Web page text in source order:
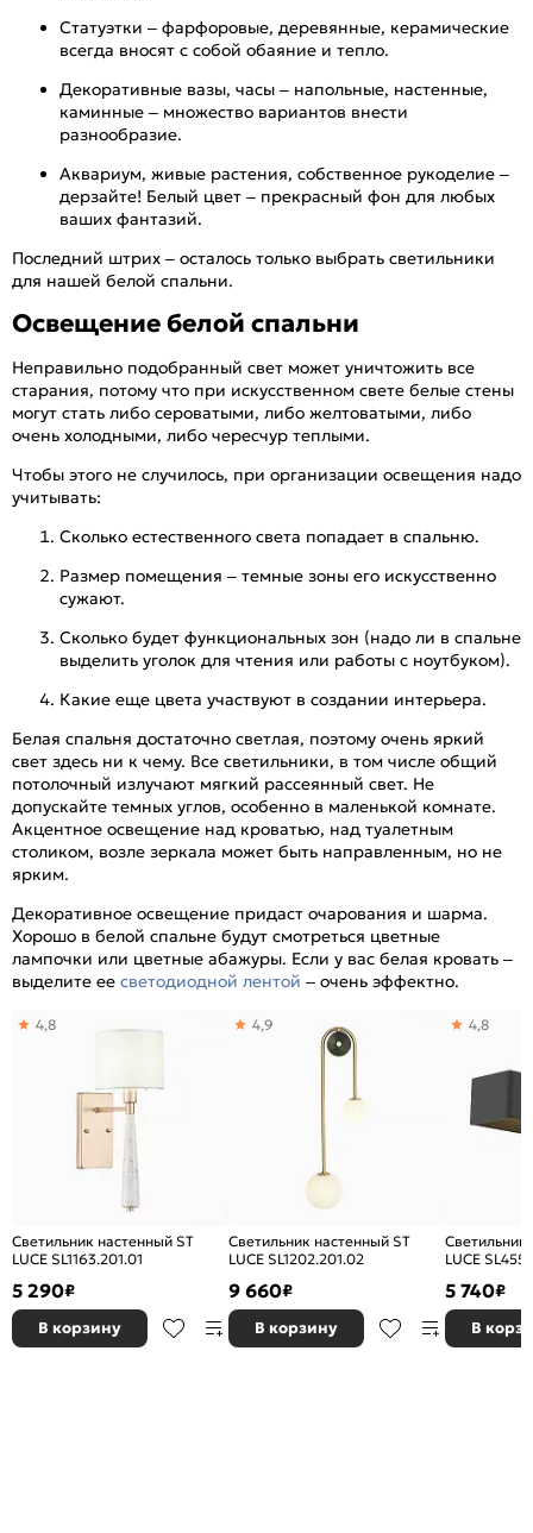
Статуэтки – фарфоровые, деревянные, керамические
всегда вносят с собой обаяние и тепло.
Декоративные вазы, часы – напольные, настенные,
каминные – множество вариантов внести
разнообразие.
Аквариум, живые растения, собственное рукоделие –
дерзайте! Белый цвет – прекрасный фон для любых
ваших фантазий.
Последний штрих – осталось только выбрать светильники
для нашей белой спальни.
Освещение белой спальни
Неправильно подобранный свет может уничтожить все
старания, потому что при искусственном свете белые стены
могут стать либо сероватыми, либо желтоватыми, либо
очень холодными, либо чересчур теплыми.
Чтобы этого не случилось, при организации освещения надо
учитывать:
Сколько естественного света попадает в спальню.
Размер помещения – темные зоны его искусственно
сужают.
Сколько будет функциональных зон (надо ли в спальне
выделить уголок для чтения или работы с ноутбуком).
Какие еще цвета участвуют в создании интерьера.
Белая спальня достаточно светлая, поэтому очень яркий
свет здесь ни к чему. Все светильники, в том числе общий
потолочный излучают мягкий рассеянный свет. Не
допускайте темных углов, особенно в маленькой комнате.
Акцентное освещение над кроватью, над туалетным
столиком, возле зеркала может быть направленным, но не
ярким.
Декоративное освещение придаст очарования и шарма.
Хорошо в белой спальне будут смотреться цветные
лампочки или цветные абажуры. Если у вас белая кровать –
выделите ее светодиодной лентой – очень эффектно.
Светильник настенный ST
LUCE SL1163.201.01
4,8
5 290₽
В корзину
Светильник настенный ST
LUCE SL1202.201.02
4,9
9 660₽
В корзину
Светильник
LUCE
4,8
5 740₽
В